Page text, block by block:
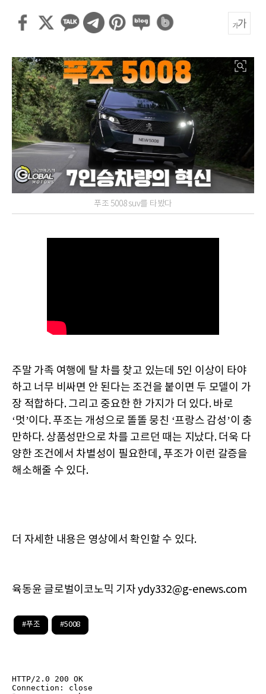
푸조 5008 suv를 타봤다
주말 가족 여행에 탈 차를 찾고 있는데 5인 이상이 타야
하고 너무 비싸면 안 된다는 조건을 붙이면 두 모델이 가
장 적합하다. 그리고 중요한 한 가지가 더 있다. 바로
‘멋’이다. 푸조는 개성으로 똘똘 뭉친 ‘프랑스 감성’이 충
만하다. 상품성만으로 차를 고르던 때는 지났다. 더욱 다
양한 조건에서 차별성이 필요한데, 푸조가 이런 갈증을
해소해줄 수 있다.
더 자세한 내용은 영상에서 확인할 수 있다.
육동윤 글로벌이코노믹 기자 ydy332@g-enews.com
#푸조 #5008